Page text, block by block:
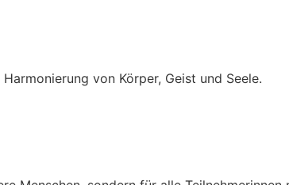
von Körper, Geist und Seele.